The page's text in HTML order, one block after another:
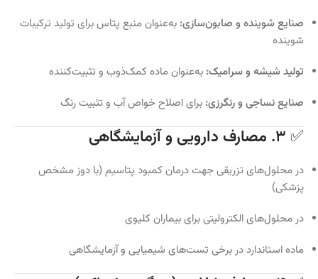
صنایع شوینده و صابون‌سازی: به‌عنوان منبع پتاس برای تولید ترکیبات
شوینده
تولید شیشه و سرامیک: به‌عنوان ماده کمک‌ذوب و تثبیت‌کننده
صنایع نساجی و رنگرزی: برای اصلاح خواص آب و تثبیت رنگ
✅ ۳. مصارف دارویی و آزمایشگاهی
در محلول‌های تزریقی جهت درمان کمبود پتاسیم (با دوز مشخص
پزشکی)
در محلول‌های الکترولیتی برای بیماران کلیوی
ماده استاندارد در برخی تست‌های شیمیایی و آزمایشگاهی